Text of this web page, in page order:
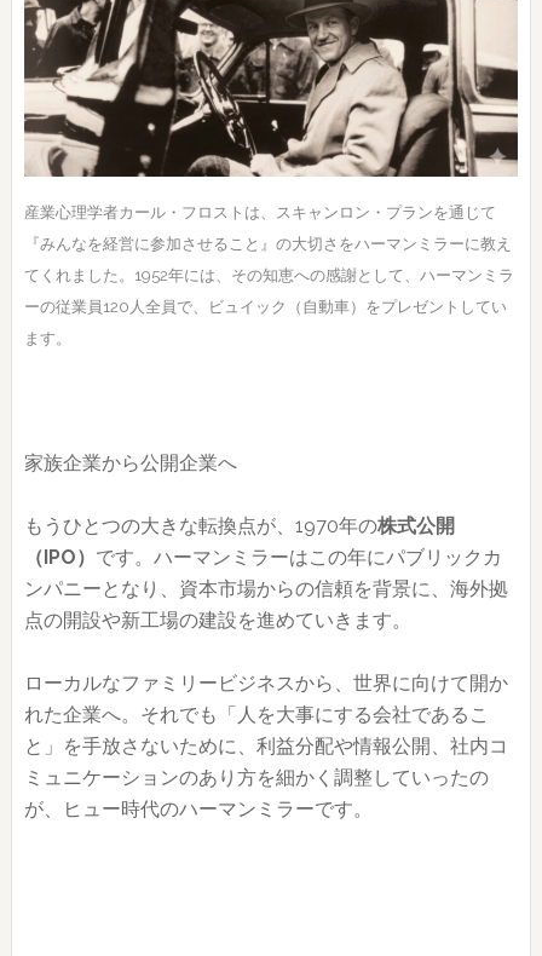
産業心理学者カール・フロストは、スキャンロン・プランを通じて
『みんなを経営に参加させること』の大切さをハーマンミラーに教え
てくれました。1952年には、その知恵への感謝として、ハーマンミラ
ーの従業員120人全員で、ビュイック（自動車）をプレゼントしてい
ます。
家族企業から公開企業へ
もうひとつの大きな転換点が、1970年の株式公開
（IPO） です。ハーマンミラーはこの年にパブリックカ
ンパニーとなり、資本市場からの信頼を背景に、海外拠
点の開設や新工場の建設を進めていきます。
ローカルなファミリービジネスから、世界に向けて開か
れた企業へ。それでも「人を大事にする会社であるこ
と」を手放さないために、利益分配や情報公開、社内コ
ミュニケーションのあり方を細かく調整していったの
が、ヒュー時代のハーマンミラーです。